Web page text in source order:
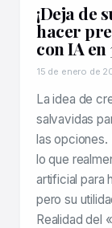
¡Deja de
hacer
con IA en
15 de enero de
La idea de
salvavidas
las opciones.
lo que
artificial para
pero su
Realidad del